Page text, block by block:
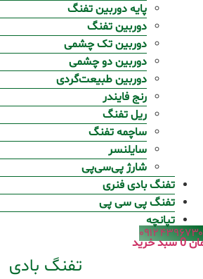
پایه دوربین تفنگ
دوربین تفنگ
دوربین تک چشمی
دوربین دو چشمی
دوربین طبیعت‌گردی
رنج فایندر
ریل تفنگ
ساچمه تفنگ
سایلنسر
شارژ پی‌سی‌پی
تفنگ بادی فنری
تفنگ پی سی پی
تپانچه
۰۹۱۲۴۳۹۶۷۳۰
0سبد خرید
تفنگ بادی